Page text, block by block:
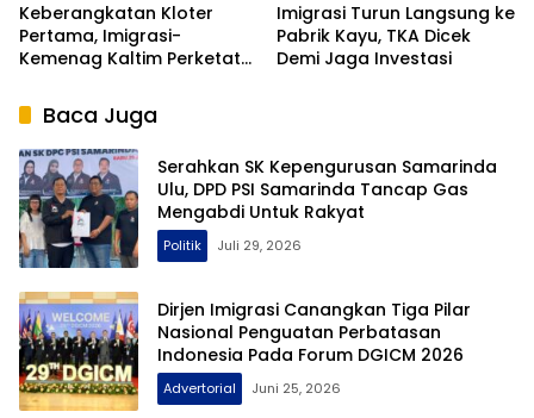
Keberangkatan Kloter
Pertama, Imigrasi-
Kemenag Kaltim Perketat
Imigrasi Turun Langsung ke
Pabrik Kayu, TKA Dicek
Demi Jaga Investasi
Baca Juga
Serahkan SK Kepengurusan Samarinda
Ulu, DPD PSI Samarinda Tancap Gas
Mengabdi Untuk Rakyat
Politik Juli 29, 2026
Dirjen Imigrasi Canangkan Tiga Pilar
Nasional Penguatan Perbatasan
Indonesia Pada Forum DGICM 2026
Advertorial Juni 25, 2026